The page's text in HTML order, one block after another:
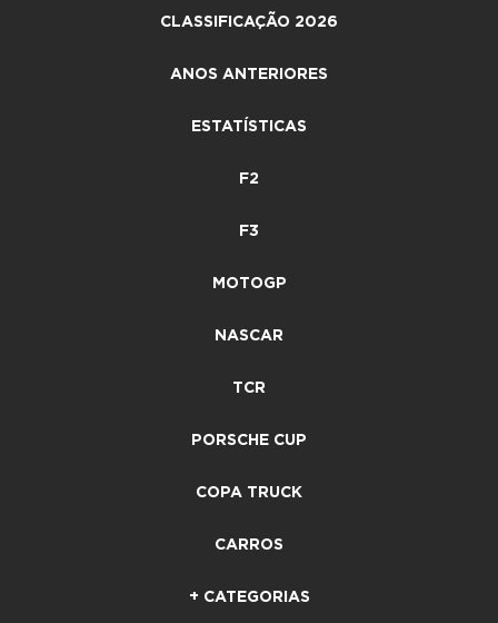
CLASSIFICAÇÃO 2026
ANOS ANTERIORES
ESTATÍSTICAS
F2
F3
MOTOGP
NASCAR
TCR
PORSCHE CUP
COPA TRUCK
CARROS
+ CATEGORIAS